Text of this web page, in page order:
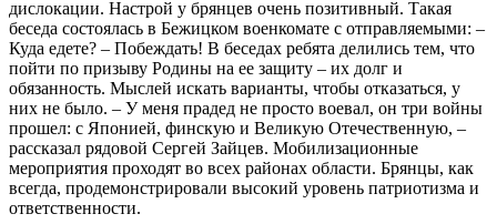
дислокации. Настрой у брянцев очень позитивный. Такая
беседа состоялась в Бежицком военкомате с отправляемыми: –
Куда едете? – Побеждать! В беседах ребята делились тем, что
пойти по призыву Родины на ее защиту – их долг и
обязанность. Мыслей искать варианты, чтобы отказаться, у
них не было. – У меня прадед не просто воевал, он три войны
прошел: с Японией, финскую и Великую Отечественную, –
рассказал рядовой Сергей Зайцев. Мобилизационные
мероприятия проходят во всех районах области. Брянцы, как
всегда, продемонстрировали высокий уровень патриотизма и
ответственности.